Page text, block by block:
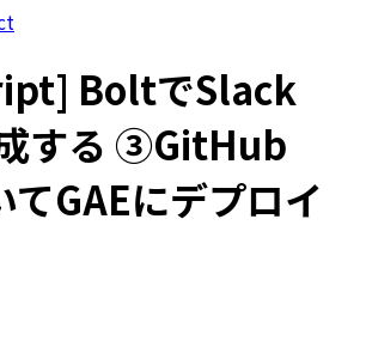
BoltでSlack
する ③GitHub
GAEにデプロイ